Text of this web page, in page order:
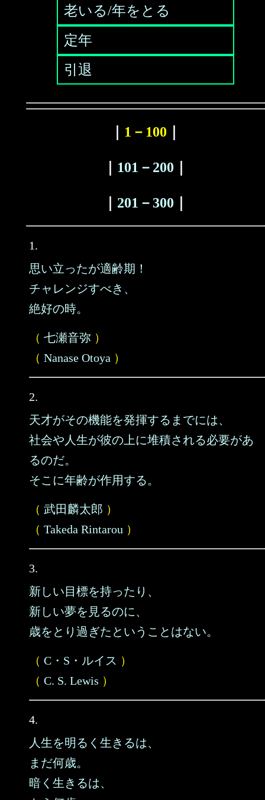
老いる/年をとる
定年
引退
1－100
101－200
201－300
1.
思い立ったが適齢期！
チャレンジすべき、
絶好の時。
（ 七瀬音弥 ）
（ Nanase Otoya ）
2.
天才がその機能を発揮するまでには、
社会や人生が彼の上に堆積される必要があ
るのだ。
そこに年齢が作用する。
（ 武田麟太郎 ）
（ Takeda Rintarou ）
3.
新しい目標を持ったり、
新しい夢を見るのに、
歳をとり過ぎたということはない。
（ C・S・ルイス ）
（ C. S. Lewis ）
4.
人生を明るく生きるは、
まだ何歳。
暗く生きるは、